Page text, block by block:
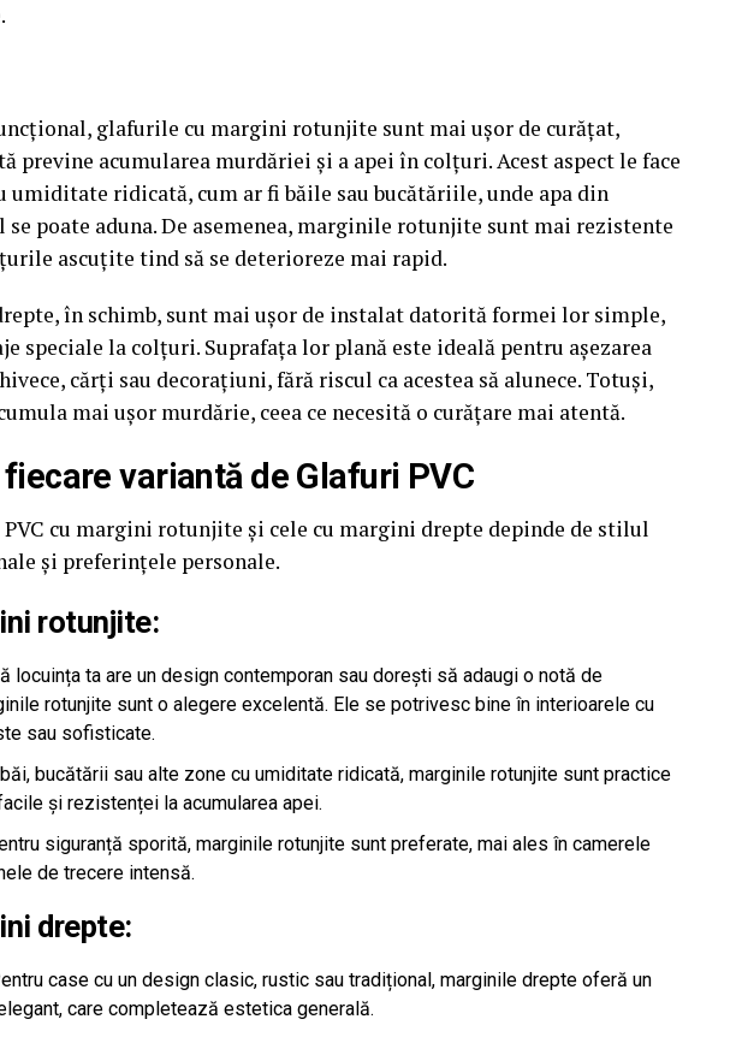
glafurile cu margini rotunjite sunt mai ușor de curățat,
previne acumularea murdăriei și a apei în colțuri. Acest aspect le face
umiditate ridicată, cum ar fi băile sau bucătăriile, unde apa din
se poate aduna. De asemenea, marginile rotunjite sunt mai rezistente
ascuțite tind să se deterioreze mai rapid.
în schimb, sunt mai ușor de instalat datorită formei lor simple,
speciale la colțuri. Suprafața lor plană este ideală pentru așezarea
cărți sau decorațiuni, fără riscul ca acestea să alunece. Totuși,
mai ușor murdărie, ceea ce necesită o curățare mai atentă.
variantă de Glafuri PVC
cu margini rotunjite și cele cu margini drepte depinde de stilul
și preferințele personale.
rotunjite:
locuința ta are un design contemporan sau dorești să adaugi o notă de
rotunjite sunt o alegere excelentă. Ele se potrivesc bine în interioarele cu
sau sofisticate.
bucătării sau alte zone cu umiditate ridicată, marginile rotunjite sunt practice
și rezistenței la acumularea apei.
siguranță sporită, marginile rotunjite sunt preferate, mai ales în camerele
de trecere intensă.
drepte:
case cu un design clasic, rustic sau tradițional, marginile drepte oferă un
care completează estetica generală.